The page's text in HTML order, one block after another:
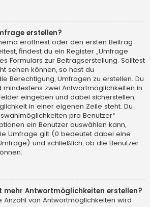
erstellen?
eröffnest oder den ersten Beitrag
findest du ein Register „Umfrage
Formulars zur Beitragserstellung. Solltest
sehen können, so hast du
Berechtigung, Umfragen zu erstellen. Du
mindestens zwei Antwortmöglichkeiten in
eingeben und dabei sicherstellen,
in einer eigenen Zeile steht. Du
pro Benutzer“
ein Benutzer auswählen kann,
Umfrage gilt (0 bedeutet dabei eine
und schließlich, ob die Benutzer
mehr Antwortmöglichkeiten erstellen?
Anzahl von Antwortmöglichkeiten wird